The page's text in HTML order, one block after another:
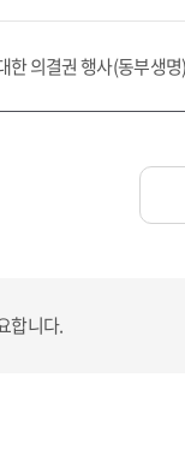
한 의결권 행사(동부생
합니다.